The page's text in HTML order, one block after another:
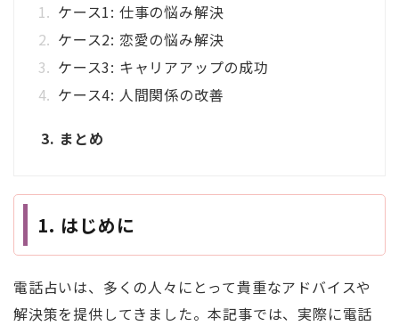
ケース1: 仕事の悩み解決
ケース2: 恋愛の悩み解決
ケース3: キャリアアップの成功
ケース4: 人間関係の改善
3. まとめ
1. はじめに
電話占いは、多くの人々にとって貴重なアドバイスや
解決策を提供してきました。本記事では、実際に電話